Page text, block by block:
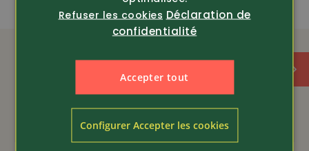
Refuser les cookies Déclaration de
confidentialité
Accepter tout
Configurer Accepter les cookies